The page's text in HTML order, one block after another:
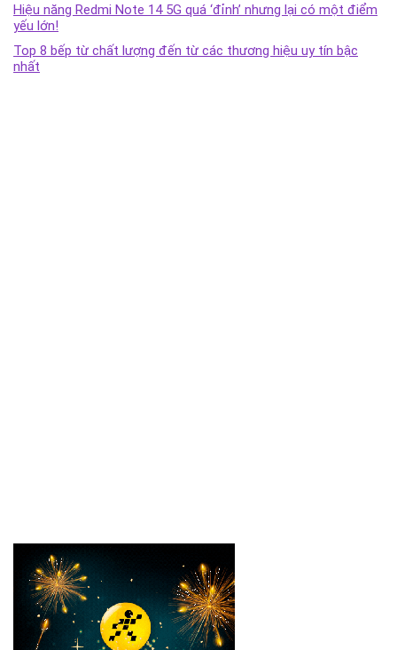
Hiệu năng Redmi Note 14 5G quá ‘đỉnh’ nhưng lại có một điểm
yếu lớn!
Top 8 bếp từ chất lượng đến từ các thương hiệu uy tín bậc
nhất